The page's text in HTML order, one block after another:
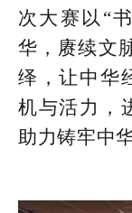
互动回应
数据专题
次大赛以“
华，赓续文
绎，让中华
机与活力，
助力铸牢中